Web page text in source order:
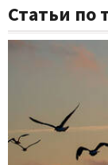
Статьи по